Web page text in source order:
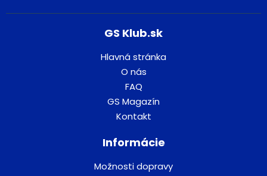
GS Klub.sk
Hlavná stránka
O nás
FAQ
GS Magazín
Kontakt
Informácie
Možnosti dopravy